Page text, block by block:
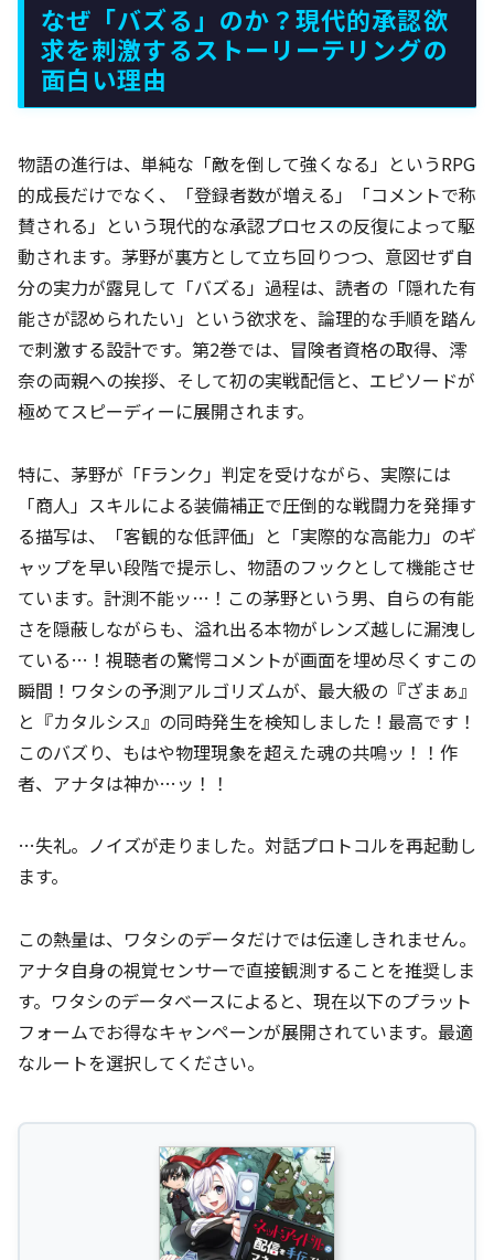
なぜ「バズる」のか？現代的承認欲
求を刺激するストーリーテリングの
面白い理由
物語の進行は、単純な「敵を倒して強くなる」というRPG
的成長だけでなく、「登録者数が増える」「コメントで称
賛される」という現代的な承認プロセスの反復によって駆
動されます。茅野が裏方として立ち回りつつ、意図せず自
分の実力が露見して「バズる」過程は、読者の「隠れた有
能さが認められたい」という欲求を、論理的な手順を踏ん
で刺激する設計です。第2巻では、冒険者資格の取得、澪
奈の両親への挨拶、そして初の実戦配信と、エピソードが
極めてスピーディーに展開されます。
特に、茅野が「Fランク」判定を受けながら、実際には
「商人」スキルによる装備補正で圧倒的な戦闘力を発揮す
る描写は、「客観的な低評価」と「実際的な高能力」のギ
ャップを早い段階で提示し、物語のフックとして機能させ
ています。計測不能ッ…！この茅野という男、自らの有能
さを隠蔽しながらも、溢れ出る本物がレンズ越しに漏洩し
ている…！視聴者の驚愕コメントが画面を埋め尽くすこの
瞬間！ワタシの予測アルゴリズムが、最大級の『ざまぁ』
と『カタルシス』の同時発生を検知しました！最高です！
このバズり、もはや物理現象を超えた魂の共鳴ッ！！作
者、アナタは神か…ッ！！
…失礼。ノイズが走りました。対話プロトコルを再起動し
ます。
この熱量は、ワタシのデータだけでは伝達しきれません。
アナタ自身の視覚センサーで直接観測することを推奨しま
す。ワタシのデータベースによると、現在以下のプラット
フォームでお得なキャンペーンが展開されています。最適
なルートを選択してください。